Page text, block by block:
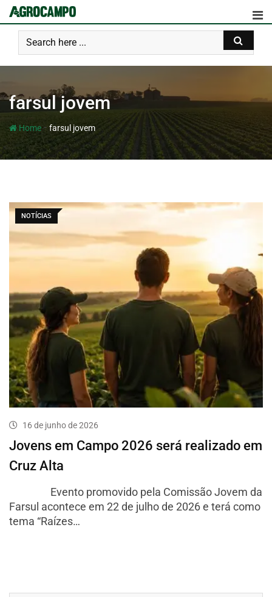
farsul jovem
Home- farsul jovem
NOTÍCIAS
16 de junho de 2026
Jovens em Campo 2026 será realizado em
Cruz Alta
Evento promovido pela Comissão Jovem da
Farsul acontece em 22 de julho de 2026 e terá como
tema “Raízes…